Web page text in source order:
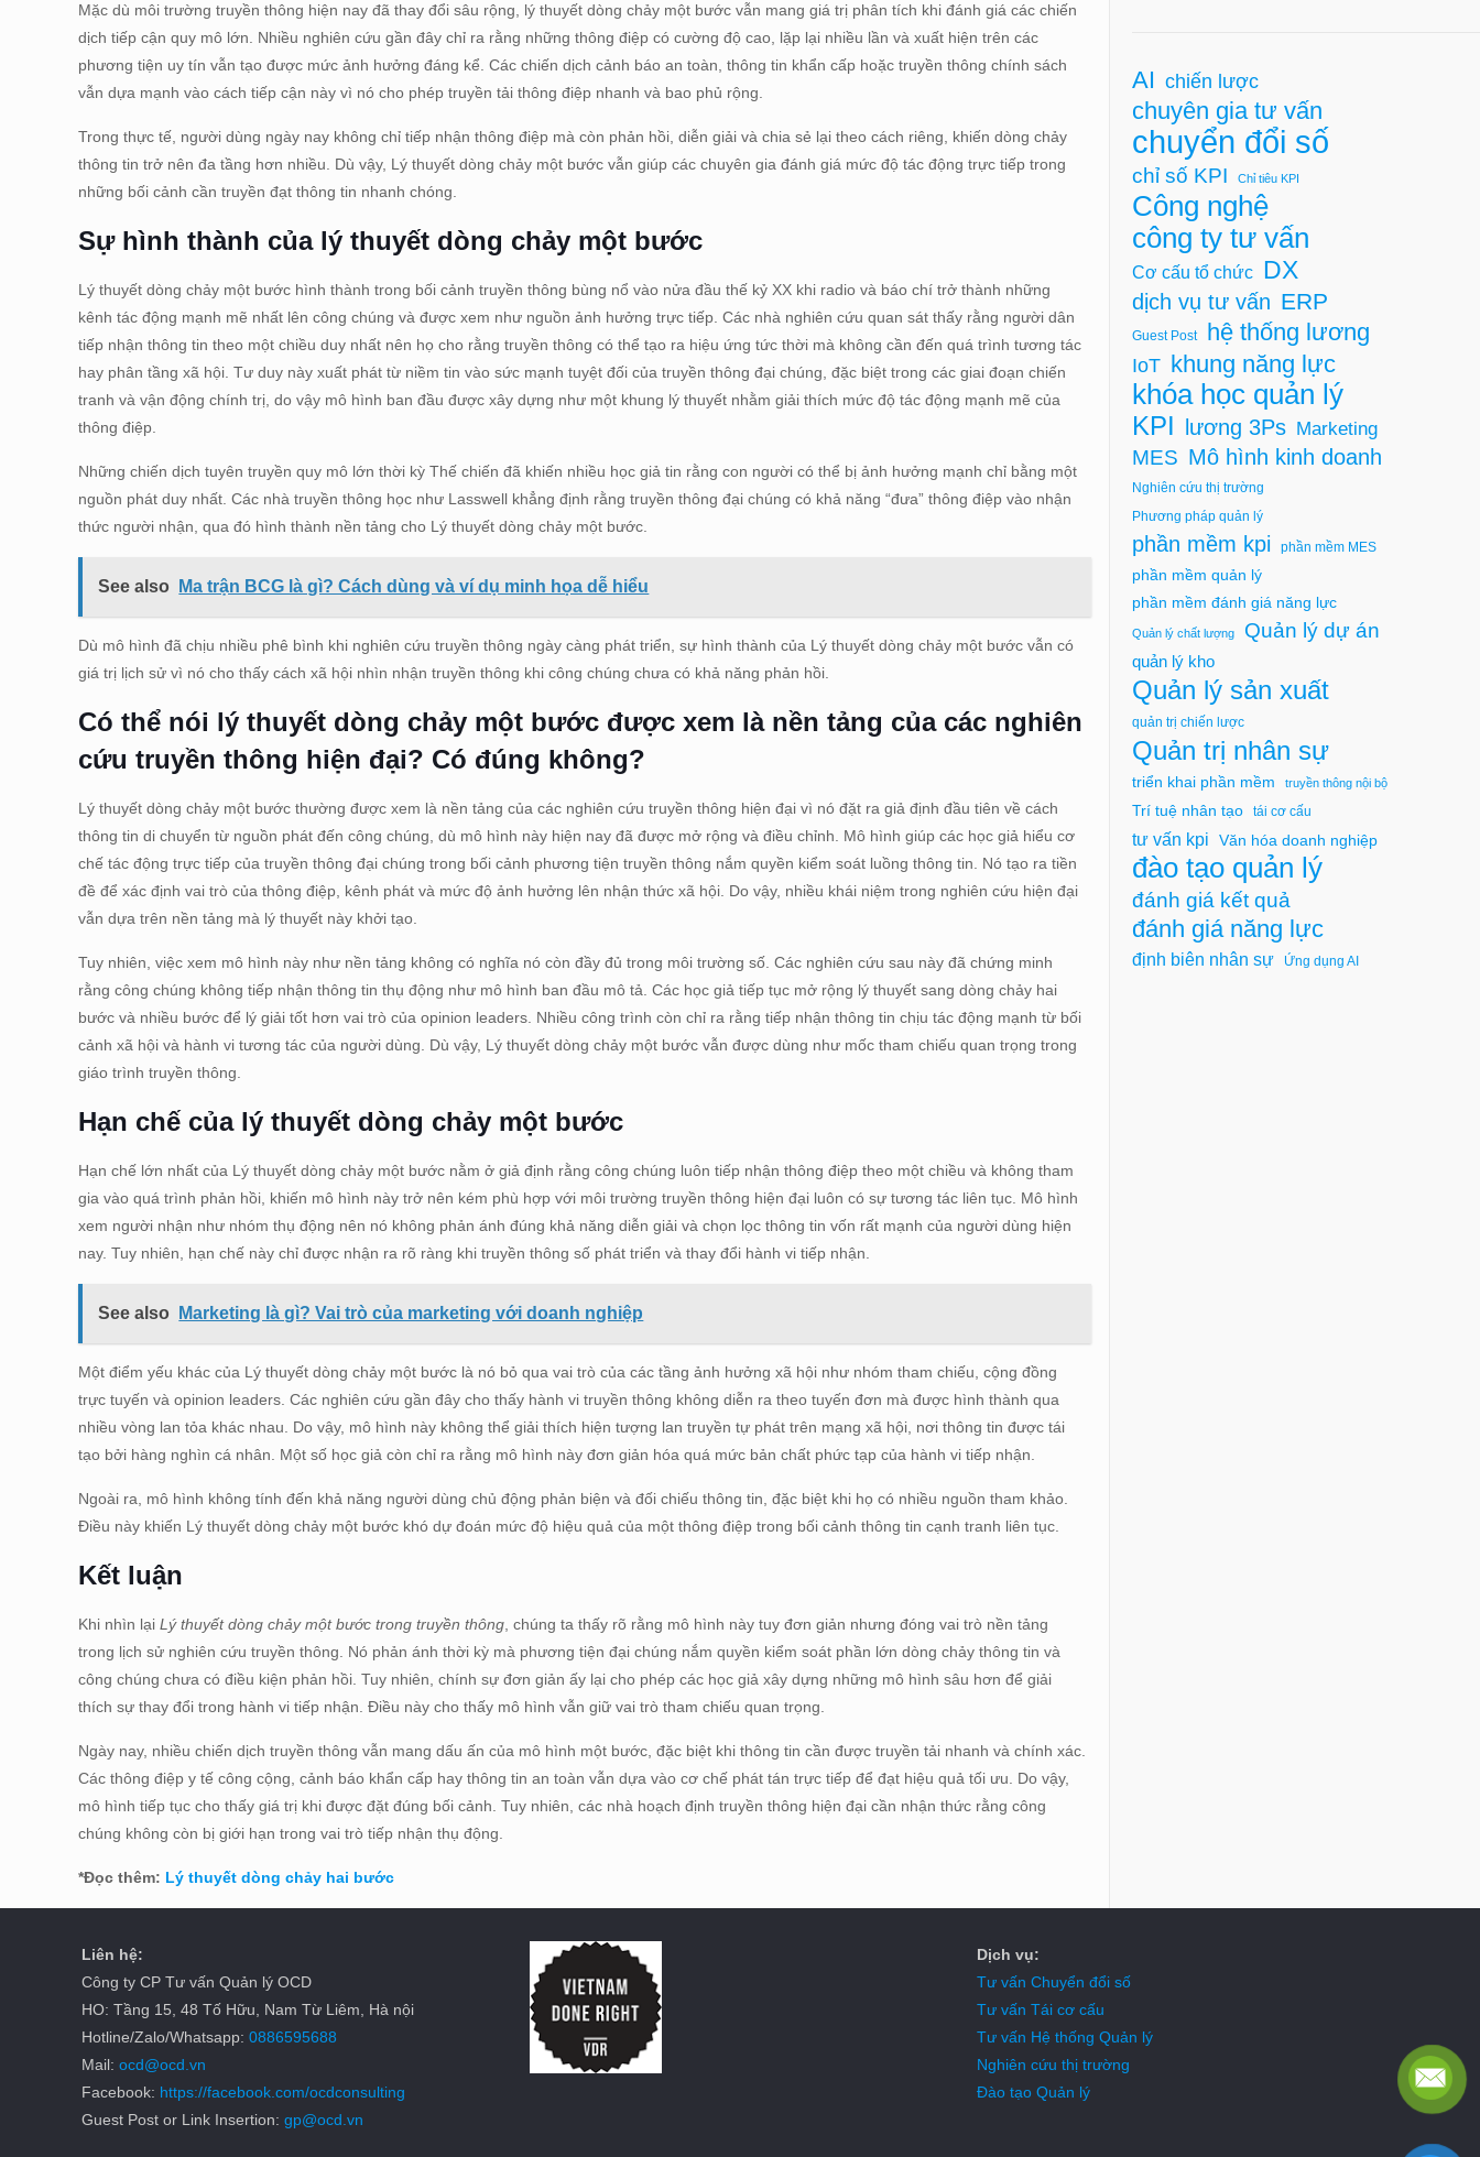
Mặc dù môi trường truyền thông hiện nay đã thay đổi sâu rộng, lý thuyết dòng chảy một bước vẫn mang giá trị phân tích khi đánh giá các chiến
dịch tiếp cận quy mô lớn. Nhiều nghiên cứu gần đây chỉ ra rằng những thông điệp có cường độ cao, lặp lại nhiều lần và xuất hiện trên các
phương tiện uy tín vẫn tạo được mức ảnh hưởng đáng kể. Các chiến dịch cảnh báo an toàn, thông tin khẩn cấp hoặc truyền thông chính sách
vẫn dựa mạnh vào cách tiếp cận này vì nó cho phép truyền tải thông điệp nhanh và bao phủ rộng.
Trong thực tế, người dùng ngày nay không chỉ tiếp nhận thông điệp mà còn phản hồi, diễn giải và chia sẻ lại theo cách riêng, khiến dòng chảy
thông tin trở nên đa tầng hơn nhiều. Dù vậy, Lý thuyết dòng chảy một bước vẫn giúp các chuyên gia đánh giá mức độ tác động trực tiếp trong
những bối cảnh cần truyền đạt thông tin nhanh chóng.
Sự hình thành của lý thuyết dòng chảy một bước
Lý thuyết dòng chảy một bước hình thành trong bối cảnh truyền thông bùng nổ vào nửa đầu thế kỷ XX khi radio và báo chí trở thành những
kênh tác động mạnh mẽ nhất lên công chúng và được xem như nguồn ảnh hưởng trực tiếp. Các nhà nghiên cứu quan sát thấy rằng người dân
tiếp nhận thông tin theo một chiều duy nhất nên họ cho rằng truyền thông có thể tạo ra hiệu ứng tức thời mà không cần đến quá trình tương tác
hay phân tầng xã hội. Tư duy này xuất phát từ niềm tin vào sức mạnh tuyệt đối của truyền thông đại chúng, đặc biệt trong các giai đoạn chiến
tranh và vận động chính trị, do vậy mô hình ban đầu được xây dựng như một khung lý thuyết nhằm giải thích mức độ tác động mạnh mẽ của
thông điệp.
Những chiến dịch tuyên truyền quy mô lớn thời kỳ Thế chiến đã khiến nhiều học giả tin rằng con người có thể bị ảnh hưởng mạnh chỉ bằng một
nguồn phát duy nhất. Các nhà truyền thông học như Lasswell khẳng định rằng truyền thông đại chúng có khả năng “đưa” thông điệp vào nhận
thức người nhận, qua đó hình thành nền tảng cho Lý thuyết dòng chảy một bước.
See also Ma trận BCG là gì? Cách dùng và ví dụ minh họa dễ hiểu
Dù mô hình đã chịu nhiều phê bình khi nghiên cứu truyền thông ngày càng phát triển, sự hình thành của Lý thuyết dòng chảy một bước vẫn có
giá trị lịch sử vì nó cho thấy cách xã hội nhìn nhận truyền thông khi công chúng chưa có khả năng phản hồi.
Có thể nói lý thuyết dòng chảy một bước được xem là nền tảng của các nghiên
cứu truyền thông hiện đại? Có đúng không?
Lý thuyết dòng chảy một bước thường được xem là nền tảng của các nghiên cứu truyền thông hiện đại vì nó đặt ra giả định đầu tiên về cách
thông tin di chuyển từ nguồn phát đến công chúng, dù mô hình này hiện nay đã được mở rộng và điều chỉnh. Mô hình giúp các học giả hiểu cơ
chế tác động trực tiếp của truyền thông đại chúng trong bối cảnh phương tiện truyền thông nắm quyền kiểm soát luồng thông tin. Nó tạo ra tiền
đề để xác định vai trò của thông điệp, kênh phát và mức độ ảnh hưởng lên nhận thức xã hội. Do vậy, nhiều khái niệm trong nghiên cứu hiện đại
vẫn dựa trên nền tảng mà lý thuyết này khởi tạo.
Tuy nhiên, việc xem mô hình này như nền tảng không có nghĩa nó còn đầy đủ trong môi trường số. Các nghiên cứu sau này đã chứng minh
rằng công chúng không tiếp nhận thông tin thụ động như mô hình ban đầu mô tả. Các học giả tiếp tục mở rộng lý thuyết sang dòng chảy hai
bước và nhiều bước để lý giải tốt hơn vai trò của opinion leaders. Nhiều công trình còn chỉ ra rằng tiếp nhận thông tin chịu tác động mạnh từ bối
cảnh xã hội và hành vi tương tác của người dùng. Dù vậy, Lý thuyết dòng chảy một bước vẫn được dùng như mốc tham chiếu quan trọng trong
giáo trình truyền thông.
Hạn chế của lý thuyết dòng chảy một bước
Hạn chế lớn nhất của Lý thuyết dòng chảy một bước nằm ở giả định rằng công chúng luôn tiếp nhận thông điệp theo một chiều và không tham
gia vào quá trình phản hồi, khiến mô hình này trở nên kém phù hợp với môi trường truyền thông hiện đại luôn có sự tương tác liên tục. Mô hình
xem người nhận như nhóm thụ động nên nó không phản ánh đúng khả năng diễn giải và chọn lọc thông tin vốn rất mạnh của người dùng hiện
nay. Tuy nhiên, hạn chế này chỉ được nhận ra rõ ràng khi truyền thông số phát triển và thay đổi hành vi tiếp nhận.
See also Marketing là gì? Vai trò của marketing với doanh nghiệp
Một điểm yếu khác của Lý thuyết dòng chảy một bước là nó bỏ qua vai trò của các tầng ảnh hưởng xã hội như nhóm tham chiếu, cộng đồng
trực tuyến và opinion leaders. Các nghiên cứu gần đây cho thấy hành vi truyền thông không diễn ra theo tuyến đơn mà được hình thành qua
nhiều vòng lan tỏa khác nhau. Do vậy, mô hình này không thể giải thích hiện tượng lan truyền tự phát trên mạng xã hội, nơi thông tin được tái
tạo bởi hàng nghìn cá nhân. Một số học giả còn chỉ ra rằng mô hình này đơn giản hóa quá mức bản chất phức tạp của hành vi tiếp nhận.
Ngoài ra, mô hình không tính đến khả năng người dùng chủ động phản biện và đối chiếu thông tin, đặc biệt khi họ có nhiều nguồn tham khảo.
Điều này khiến Lý thuyết dòng chảy một bước khó dự đoán mức độ hiệu quả của một thông điệp trong bối cảnh thông tin cạnh tranh liên tục.
Kết luận
Khi nhìn lạiLý thuyết dòng chảy một bước trong truyền thông , chúng ta thấy rõ rằng mô hình này tuy đơn giản nhưng đóng vai trò nền tảng
trong lịch sử nghiên cứu truyền thông. Nó phản ánh thời kỳ mà phương tiện đại chúng nắm quyền kiểm soát phần lớn dòng chảy thông tin và
công chúng chưa có điều kiện phản hồi. Tuy nhiên, chính sự đơn giản ấy lại cho phép các học giả xây dựng những mô hình sâu hơn để giải
thích sự thay đổi trong hành vi tiếp nhận. Điều này cho thấy mô hình vẫn giữ vai trò tham chiếu quan trọng.
Ngày nay, nhiều chiến dịch truyền thông vẫn mang dấu ấn của mô hình một bước, đặc biệt khi thông tin cần được truyền tải nhanh và chính xác.
Các thông điệp y tế công cộng, cảnh báo khẩn cấp hay thông tin an toàn vẫn dựa vào cơ chế phát tán trực tiếp để đạt hiệu quả tối ưu. Do vậy,
mô hình tiếp tục cho thấy giá trị khi được đặt đúng bối cảnh. Tuy nhiên, các nhà hoạch định truyền thông hiện đại cần nhận thức rằng công
chúng không còn bị giới hạn trong vai trò tiếp nhận thụ động.
*Đọc thêm: Lý thuyết dòng chảy hai bước
AI chiến lược
chuyên gia tư vấn
chuyển đổi số
chỉ số KPI Chỉ tiêu KPI
Công nghệ
công ty tư vấn
Cơ cấu tổ chức DX
dịch vụ tư vấn ERP
Guest Post hệ thống lương
IoT khung năng lực
khóa học quản lý
KPI lương 3Ps Marketing
MES Mô hình kinh doanh
Nghiên cứu thị trường
Phương pháp quản lý
phần mềm kpi phần mềm MES
phần mềm quản lý
phần mềm đánh giá năng lực
Quản lý chất lượng Quản lý dự án
quản lý kho
Quản lý sản xuất
quản trị chiến lược
Quản trị nhân sự
triển khai phần mềm truyền thông nội bộ
Trí tuệ nhân tạo tái cơ cấu
tư vấn kpi Văn hóa doanh nghiệp
đào tạo quản lý
đánh giá kết quả
đánh giá năng lực
định biên nhân sự Ứng dụng AI
Liên hệ:
Công ty CP Tư vấn Quản lý OCD
HO: Tầng 15, 48 Tố Hữu, Nam Từ Liêm, Hà nội
Hotline/Zalo/Whatsapp:0886595688
Mail:ocd@ocd.vn
Facebook: https://facebook.com/ocdconsulting
Guest Post or Link Insertion:gp@ocd.vn
Dịch vụ:
Tư vấn Chuyển đổi số
Tư vấn Tái cơ cấu
Tư vấn Hệ thống Quản lý
Nghiên cứu thị trường
Đào tạo Quản lý